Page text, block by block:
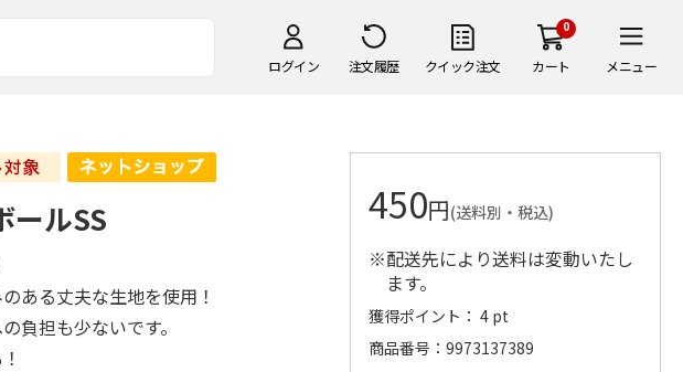
ログイン 注文履歴 クイック注文
0
カート メニュー
ールSS
ある丈夫な生地を使用！
負担も少ないです。
450円(送料別・税込)
※配送先により送料は変動いたし
ます。
獲得ポイント： 4 pt
商品番号
9973137389